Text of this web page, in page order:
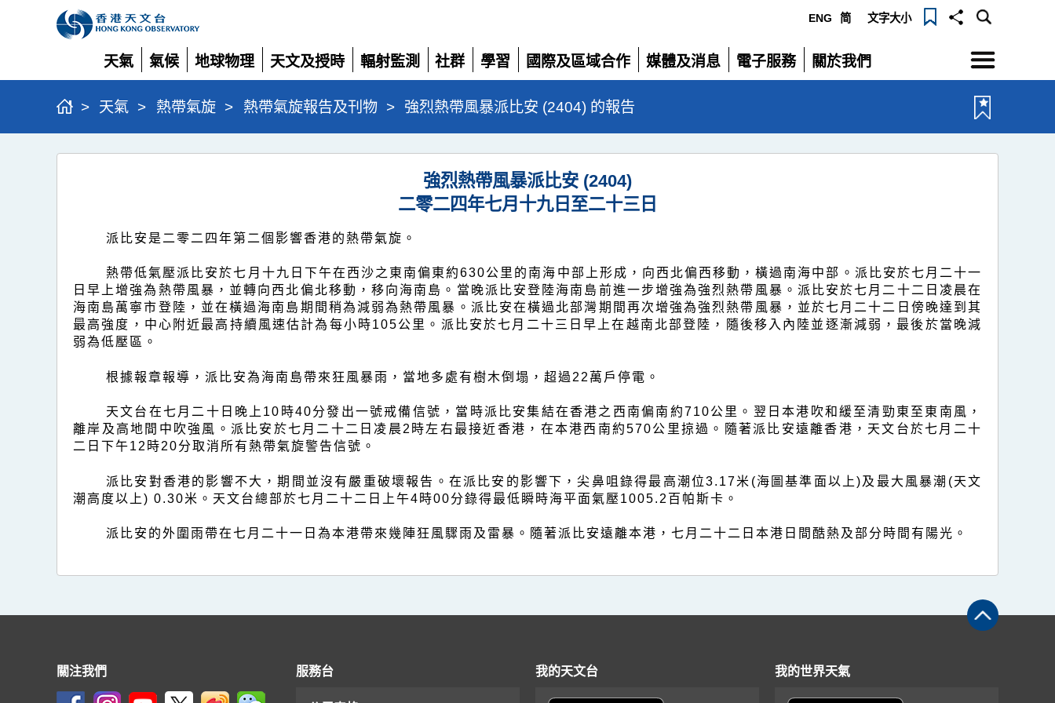
ENG 简 文字大小
天氣
展
開
氣候
展
開
地球物理
展
開
天文及授時
展
開
輻射監測
展
開
社群
展
開
學習
展
開
國際及區域合作
展
開
媒體及消息
展
電子服務
展
關於我們
展
選
單
> 天氣 > 熱帶氣旋 > 熱帶氣旋報告及刊物 > 強烈熱帶風暴派比安 (2404) 的報告
強
暴
派
比
(2404)
報
告
強烈熱帶風暴派比安 (2404)
二零二四年七月十九日至二十三日
派比安是二零二四年第二個影響香港的熱帶氣旋。
熱帶低氣壓派比安於七月十九日下午在西沙之東南偏東約630公里的南海中部上形成，向西北偏西移動，橫過南海中部。派比安於七月二十一
日早上增強為熱帶風暴，並轉向西北偏北移動，移向海南島。當晚派比安登陸海南島前進一步增強為強烈熱帶風暴。派比安於七月二十二日凌晨在
海南島萬寧市登陸，並在橫過海南島期間稍為減弱為熱帶風暴。派比安在橫過北部灣期間再次增強為強烈熱帶風暴，並於七月二十二日傍晚達到其
最高強度，中心附近最高持續風速估計為每小時105公里。派比安於七月二十三日早上在越南北部登陸，隨後移入內陸並逐漸減弱，最後於當晚減
弱為低壓區。
根據報章報導，派比安為海南島帶來狂風暴雨，當地多處有樹木倒塌，超過22萬戶停電。
天文台在七月二十日晚上10時40分發出一號戒備信號，當時派比安集結在香港之西南偏南約710公里。翌日本港吹和緩至清勁東至東南風，
離岸及高地間中吹強風。派比安於七月二十二日凌晨2時左右最接近香港，在本港西南約570公里掠過。隨著派比安遠離香港，天文台於七月二十
二日下午12時20分取消所有熱帶氣旋警告信號。
派比安對香港的影響不大，期間並沒有嚴重破壞報告。在派比安的影響下，尖鼻咀錄得最高潮位3.17米(海圖基準面以上)及最大風暴潮(天文
潮高度以上) 0.30米。天文台總部於七月二十二日上午4時00分錄得最低瞬時海平面氣壓1005.2百帕斯卡。
派比安的外圍雨帶在七月二十一日為本港帶來幾陣狂風驟雨及雷暴。隨著派比安遠離本港，七月二十二日本港日間酷熱及部分時間有陽光。
關注我們 服務台 我的天文台 我的世界天氣